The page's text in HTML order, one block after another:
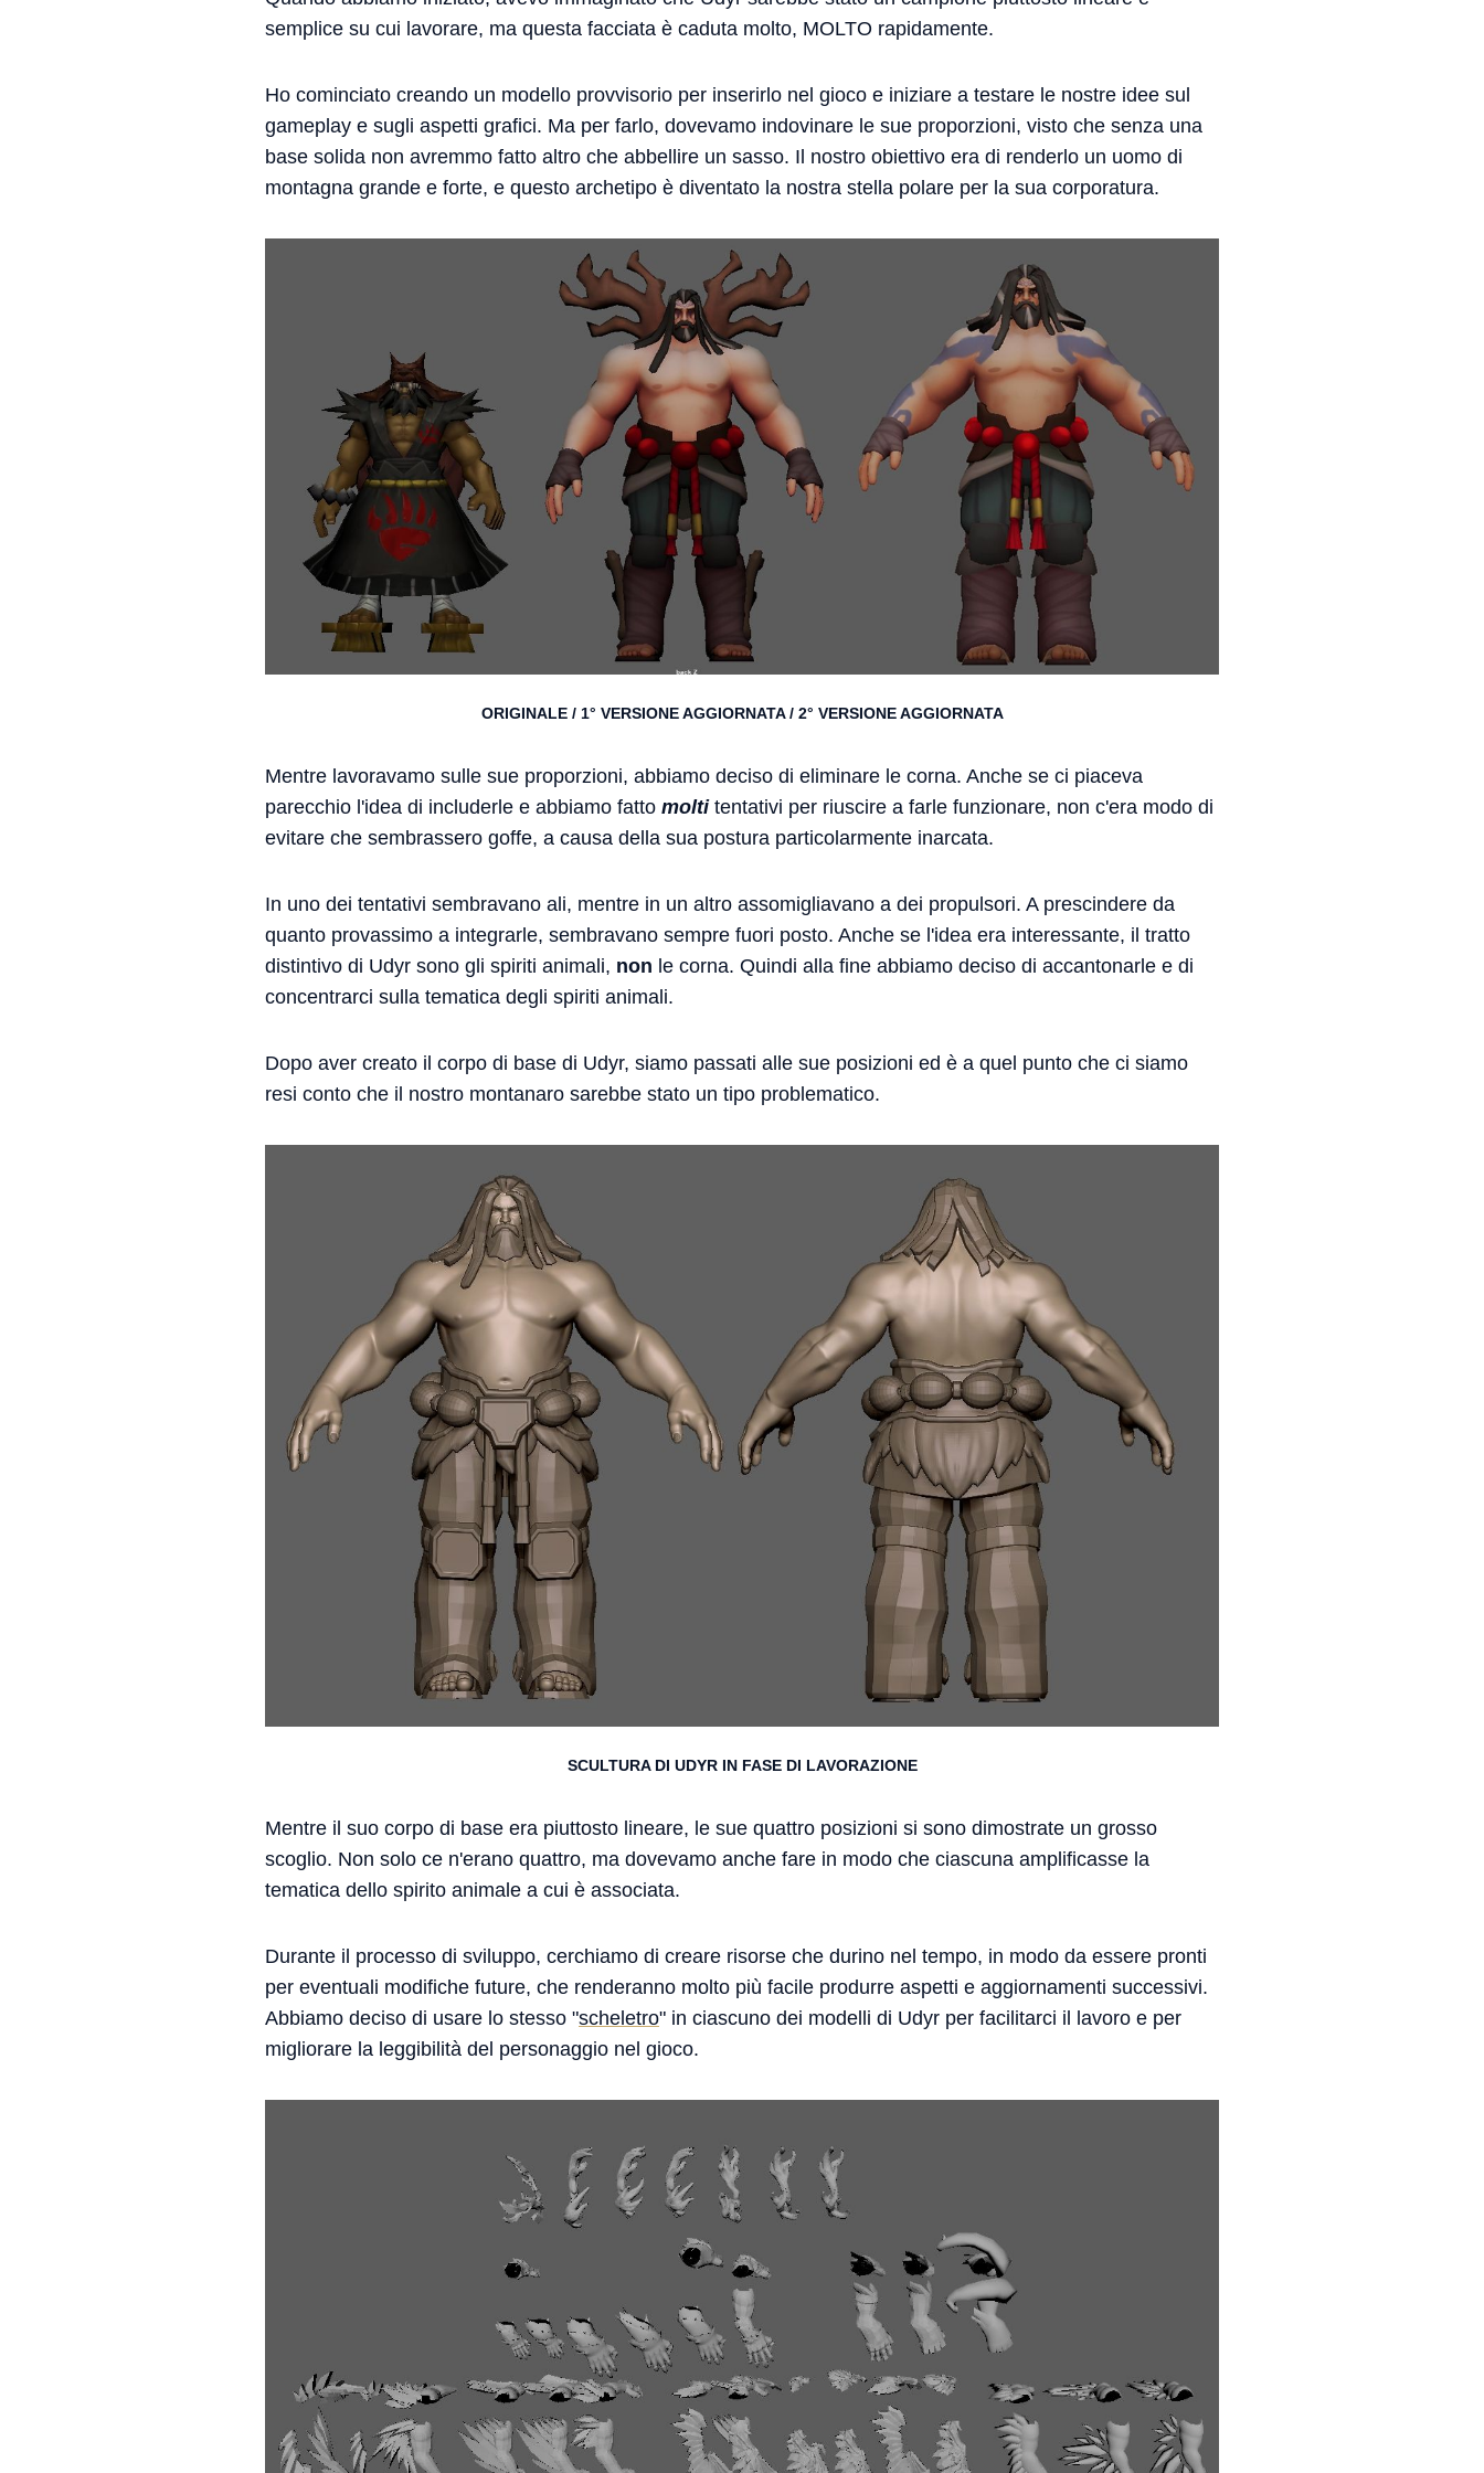
semplice su cui lavorare, ma questa facciata è caduta molto, MOLTO rapidamente.
Ho cominciato creando un modello provvisorio per inserirlo nel gioco e iniziare a testare le nostre idee sul
gameplay e sugli aspetti grafici. Ma per farlo, dovevamo indovinare le sue proporzioni, visto che senza una
base solida non avremmo fatto altro che abbellire un sasso. Il nostro obiettivo era di renderlo un uomo di
montagna grande e forte, e questo archetipo è diventato la nostra stella polare per la sua corporatura.
ORIGINALE / 1° VERSIONE AGGIORNATA / 2° VERSIONE AGGIORNATA
Mentre lavoravamo sulle sue proporzioni, abbiamo deciso di eliminare le corna. Anche se ci piaceva
parecchio l'idea di includerle e abbiamo fatto molti tentativi per riuscire a farle funzionare, non c'era modo di
evitare che sembrassero goffe, a causa della sua postura particolarmente inarcata.
In uno dei tentativi sembravano ali, mentre in un altro assomigliavano a dei propulsori. A prescindere da
quanto provassimo a integrarle, sembravano sempre fuori posto. Anche se l'idea era interessante, il tratto
distintivo di Udyr sono gli spiriti animali, non le corna. Quindi alla fine abbiamo deciso di accantonarle e di
concentrarci sulla tematica degli spiriti animali.
Dopo aver creato il corpo di base di Udyr, siamo passati alle sue posizioni ed è a quel punto che ci siamo
resi conto che il nostro montanaro sarebbe stato un tipo problematico.
SCULTURA DI UDYR IN FASE DI LAVORAZIONE
Mentre il suo corpo di base era piuttosto lineare, le sue quattro posizioni si sono dimostrate un grosso
scoglio. Non solo ce n'erano quattro, ma dovevamo anche fare in modo che ciascuna amplificasse la
tematica dello spirito animale a cui è associata.
Durante il processo di sviluppo, cerchiamo di creare risorse che durino nel tempo, in modo da essere pronti
per eventuali modifiche future, che renderanno molto più facile produrre aspetti e aggiornamenti successivi.
Abbiamo deciso di usare lo stesso "scheletro" in ciascuno dei modelli di Udyr per facilitarci il lavoro e per
migliorare la leggibilità del personaggio nel gioco.